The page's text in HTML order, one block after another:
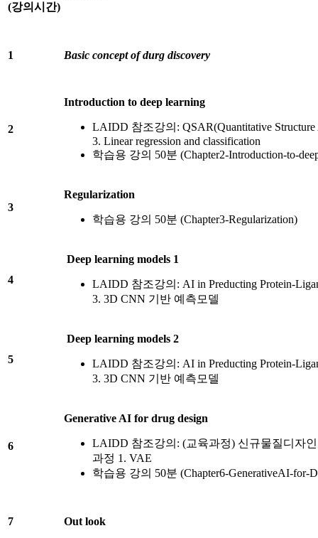
(강의시간)
1 Basic concept of durg discovery
2
Introduction to deep learning
LAIDD 참조강의: QSAR(Quantitative Structure
3. Linear regression and classification
학습용 강의 50분 (Chapter2-Introduction-to-
3
Regularization
학습용 강의 50분 (Chapter3-Regularization)
4
Deep learning models 1
LAIDD 참조강의: AI in Preducting Protein-
3. 3D CNN 기반 예측모델
5
Deep learning models 2
LAIDD 참조강의: AI in Preducting Protein-
3. 3D CNN 기반 예측모델
6
Generative AI for drug design
LAIDD 참조강의: (교육과정) 신규물질디자
과정 1. VAE
학습용 강의 50분 (Chapter6-GenerativeAI-for-
7 Out look